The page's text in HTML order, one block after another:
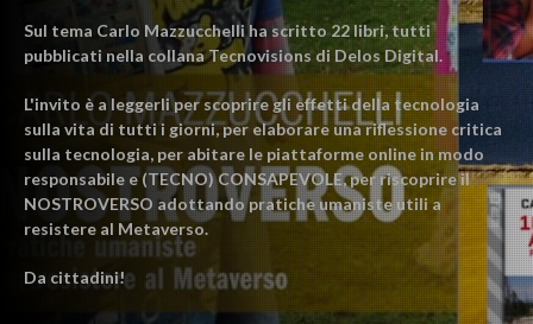
Sul tema Carlo Mazzucchelli ha scritto 22 libri, tutti
pubblicati nella collana Tecnovisions di Delos Digital.
L'invito è a leggerli per scoprire gli effetti della tecnologia
sulla vita di tutti i giorni, per elaborare una riflessione critica
sulla tecnologia, per abitare le piattaforme online in modo
responsabile e (TECNO) CONSAPEVOLE, per riscoprire il
NOSTROVERSO adottando pratiche umaniste utili a
resistere al Metaverso.
Da cittadini!